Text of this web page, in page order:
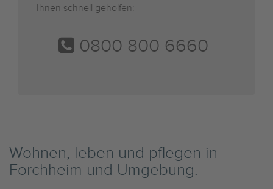
Ihnen schnell geholfen:
0800 800 6660
Wohnen, leben und pflegen in
Forchheim und Umgebung.